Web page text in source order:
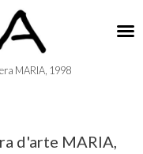
MARIA, 1998
d'arte MARIA,